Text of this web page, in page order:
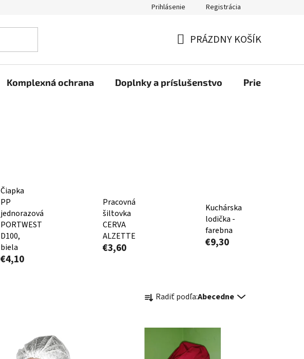
Prihlásenie Registrácia
KOŠÍK
PRÁZDNY KOŠÍK
Komplexná ochrana Doplnky a príslušenstvo Priemyselné
Čiapka
PP
jednorazová
PORTWEST
D100,
biela
€4,10
Pracovná
šiltovka
CERVA
ALZETTE
€3,60
Kuchárska
lodička -
farebna
€9,30
a
e
Radiť podľa:Abecedne